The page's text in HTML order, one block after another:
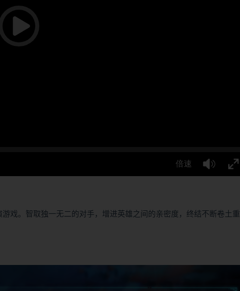
戏。智取独一无二的对手，增进英雄之间的亲密度，终结不断卷土重